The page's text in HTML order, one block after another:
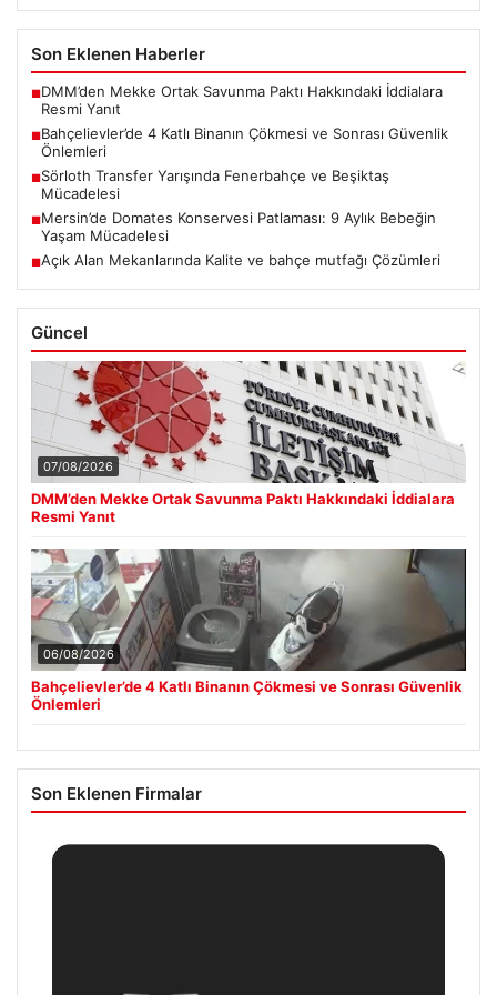
Son Eklenen Haberler
■DMM’den Mekke Ortak Savunma Paktı Hakkındaki İddialara
Resmi Yanıt
■Bahçelievler’de 4 Katlı Binanın Çökmesi ve Sonrası Güvenlik
Önlemleri
■Sörloth Transfer Yarışında Fenerbahçe ve Beşiktaş
Mücadelesi
■Mersin’de Domates Konservesi Patlaması: 9 Aylık Bebeğin
Yaşam Mücadelesi
■Açık Alan Mekanlarında Kalite ve bahçe mutfağı Çözümleri
Güncel
07/08/2026
DMM’den Mekke Ortak Savunma Paktı Hakkındaki İddialara
Resmi Yanıt
06/08/2026
Bahçelievler’de 4 Katlı Binanın Çökmesi ve Sonrası Güvenlik
Önlemleri
Son Eklenen Firmalar